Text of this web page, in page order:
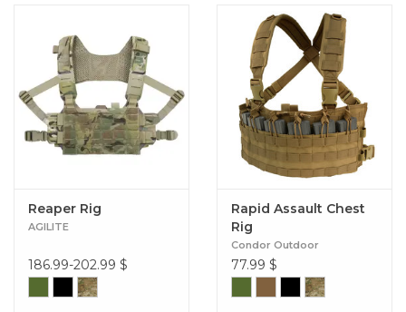
Reaper Rig
AGILITE
186.99-202.99 $
Rapid Assault Chest
Rig
Condor Outdoor
77.99 $